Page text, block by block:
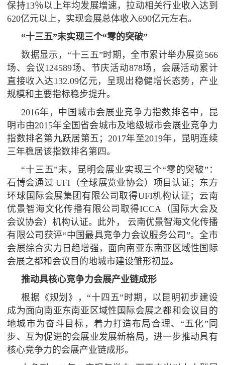
保持13％以上年均发展增速，拉动相关行业收入达到
620亿元以上，实现会展总体收入690亿元左右。
“十三五”末实现三个“零的突破”
数据显示，“十三五”时期，全市累计举办展览566
场、会议124589场、节庆活动878场，会展活动累计
直接收入达132.09亿元，呈现出稳健增长态势，产业
规模和主要指标稳步提升。
2016年，中国城市会展业竞争力指数排名中，昆
明市由2015年全国省会城市及地级城市会展业竞争力
指数排名第九跃居第五；2017年至2019年，昆明连续
三年稳居该指数排名第四。
“十三五”末，昆明会展业实现三个“零的突破”：
石博会通过 UFI（全球展览业协会）项目认证；东方
环球国际会展集团有限公司取得UFI机构认证；云南
优景智海文化传播有限公司取得ICCA（国际大会及
会议协会）机构认证。此外， 云南优景智海文化传播
有限公司获评“中国最具竞争力会议服务公司”。全市
会展综合实力日趋增强，面向南亚东南亚区域性国际
会展之都和会议目的地城市建设雏形初显。
推动具核心竞争力会展产业链成形
根据《规划》，“十四五”时期，以昆明初步建设
成为面向南亚东南亚区域性国际会展之都和会议目的
地城市为奋斗目标，着力打造布局合理、“五化”同
步、互为促进的会展业发展新格局，进一步推动具有
核心竞争力的会展产业链成形。